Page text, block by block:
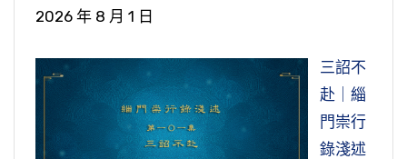
2026 年 8 月 1 日
三詔不
赴｜緇
門崇行
錄淺述